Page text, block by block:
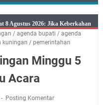
8 Agustus 2026: Jika Keberkahan
Kamu Akan Tetap Berjalan
itu Bukan Cuma Kewajiban, Tapi
yang Paling Menenangkan, Ini
2026 Bersama Kebo Bule
PAM Tirta Kamuning Salurakan
/ agenda bupati / agenda
kuningan / pemerintahan
Minggu 5
Acara
Posting Komentar